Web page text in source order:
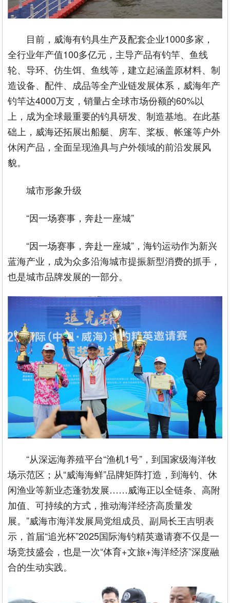
目前，威海有钓具生产及配套企业1000多家，
全行业年产值100多亿元，主导产品有钓竿、鱼线
轮、导环、仿生饵、鱼线等，建立起涵盖原材料、制
造设备、配件、成品等全产业链发展体系，威海年产
钓竿达4000万支，销量占全球市场份额的60%以
上，成为全球最重要的钓具研发、制造基地。在此基
础上，威海还拓展出船艇、房车、桨板、帐篷等户外
休闲产品，全面呈现渔具与户外领域的前沿发展风
貌。
城市形象升级
“因一场赛事，奔赴一座城”
“因一场赛事，奔赴一座城”，海钓运动作为新兴
蓝海产业，成为众多沿海城市提振新型消费的抓手，
也是城市品牌发展的一部分。
“从深远海养殖平台“渔机1号”，到国家级海洋牧
场示范区；从“威海海鲜”品牌矩阵打造，到海钓、休
闲渔业等新业态蓬勃发展……威海正以全链条、高附
加值、可持续的方式，推动海洋经济高质量发
展。”威海市海洋发展局党组成员、副局长王吉明表
示，首届“追光杯”2025国际海钓精英邀请赛不仅是一
场竞技盛会，也是一次“体育+文旅+海洋经济”深度融
合的生动实践。